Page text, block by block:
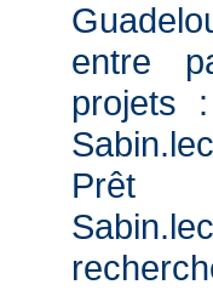
entre
projets
Prêt